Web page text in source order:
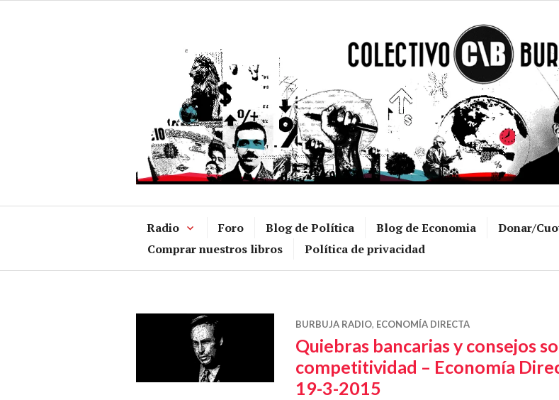
Radio Foro Blog de Política Blog de Economia Donar/
Comprar nuestros libros
Política de privacidad
BURBUJA RADIO, ECONOMÍA DIRECTA
Quiebras bancarias y consejos
competitividad – Economía
19-3-2015